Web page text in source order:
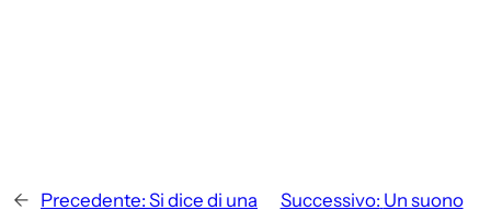
← Precedente: Si dice di una
Successivo: Un suono